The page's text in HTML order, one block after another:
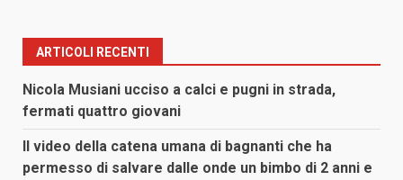
ARTICOLI RECENTI
Nicola Musiani ucciso a calci e pugni in strada,
fermati quattro giovani
Il video della catena umana di bagnanti che ha
permesso di salvare dalle onde un bimbo di 2 anni e